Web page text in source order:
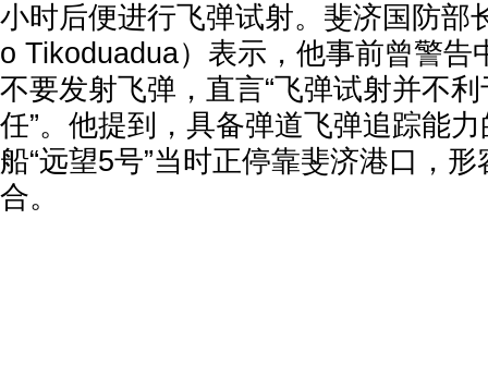
小时后便进行飞弹试射。斐济国防部
o Tikoduadua）表示，他事前曾警告
不要发射飞弹，直言“飞弹试射并不
任”。他提到，具备弹道飞弹追踪能
船“远望5号”当时正停靠斐济港口，
合。